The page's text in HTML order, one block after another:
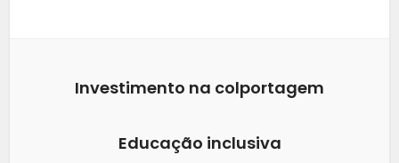
Investimento na colportagem
Educação inclusiva